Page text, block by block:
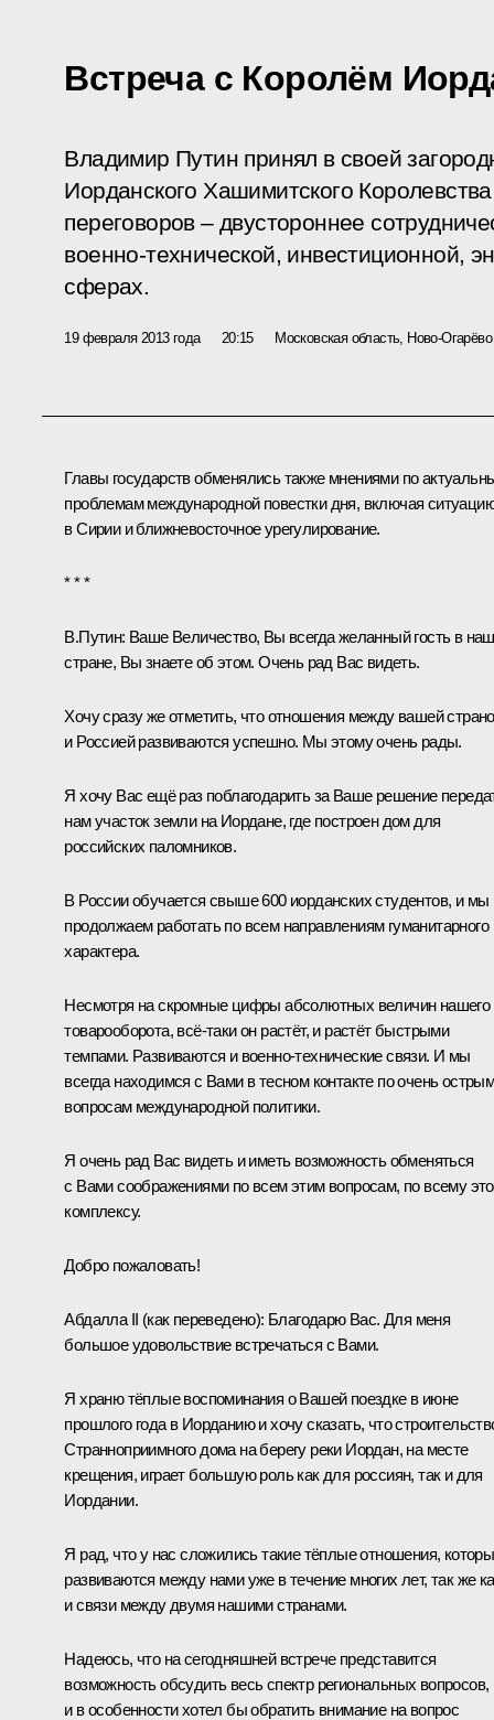
Встреча с Королём
Владимир Путин принял в своей
Иорданского Хашимитского
переговоров – двустороннее
военно-технической, инвестиционной,
сферах.
19 февраля 2013 года 20:15 Московская область, Ново-Огарёво
Главы государств обменялись также мнениями по
проблемам международной повестки дня, включая
в Сирии и ближневосточное урегулирование.
* * *
В.Путин: Ваше Величество, Вы всегда желанный гость в
стране, Вы знаете об этом. Очень рад Вас видеть.
Хочу сразу же отметить, что отношения между вашей
и Россией развиваются успешно. Мы этому очень рады.
Я хочу Вас ещё раз поблагодарить за Ваше решение
нам участок земли на Иордане, где построен дом для
российских паломников.
В России обучается свыше 600 иорданских студентов, и мы
продолжаем работать по всем направлениям гуманитарного
характера.
Несмотря на скромные цифры абсолютных величин нашего
товарооборота, всё‑таки он растёт, и растёт быстрыми
темпами. Развиваются и военно-технические связи. И мы
всегда находимся с Вами в тесном контакте по очень
вопросам международной политики.
Я очень рад Вас видеть и иметь возможность обменяться
с Вами соображениями по всем этим вопросам, по всему
комплексу.
Добро пожаловать!
Абдалла II (как переведено): Благодарю Вас. Для меня
большое удовольствие встречаться с Вами.
Я храню тёплые воспоминания о Вашей поездке в июне
прошлого года в Иорданию и хочу сказать, что
Странноприимного дома на берегу реки Иордан, на месте
крещения, играет большую роль как для россиян, так и для
Иордании.
Я рад, что у нас сложились такие тёплые отношения,
развиваются между нами уже в течение многих лет, так же
и связи между двумя нашими странами.
Надеюсь, что на сегодняшней встрече представится
возможность обсудить весь спектр региональных вопросов,
и в особенности хотел бы обратить внимание на вопрос